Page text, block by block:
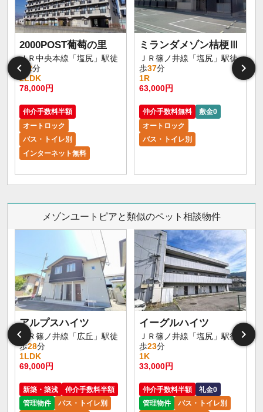
2000POST葡萄の里
ＪＲ中央本線「塩尻」駅徒
歩
2分
2LDK
78,000円
仲介手数料半額
オートロック
バス・トイレ別
インターネット無料
ミランダメゾン桔梗Ⅲ
ＪＲ篠ノ井線「塩尻」駅徒
歩37分
1R
63,000円
仲介手数料無料
敷金0
オートロック
バス・トイレ別
メゾンユートピアと類似のペット相談物件
アルプスハイツ
ＪＲ篠ノ井線「広丘」駅徒
歩28分
1LDK
69,000円
新築・築浅
仲介手数料半額
管理物件
バス・トイレ別
イーグルハイツ
ＪＲ篠ノ井線「塩尻」駅徒
歩23分
1K
33,000円
仲介手数料半額
礼金0
管理物件
バス・トイレ別